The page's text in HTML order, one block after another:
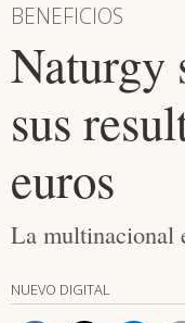
BENEFICIOS
Naturgy
sus
euros
La multinacional
NUEVO DIGITAL